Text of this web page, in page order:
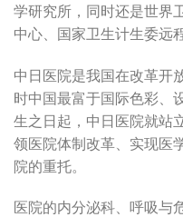
学研究所，同时还是世界
中心、国家卫生计生委远
中日医院是我国在改革开
时中国最富于国际色彩、
生之日起，中日医院就站
领医院体制改革、实现医
院的重托。
医院的内分泌科、呼吸与